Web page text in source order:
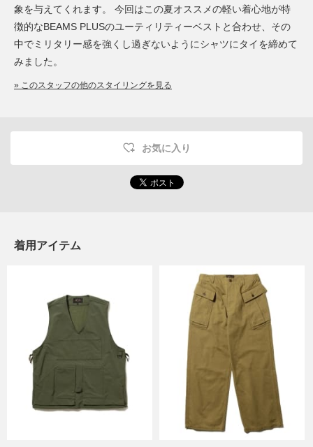
象を与えてくれます。 今回はこの夏オススメの軽い着心地が特
徴的なBEAMS PLUSのユーティリティーベストと合わせ、その
中でミリタリー感を強くし過ぎないようにシャツにタイを締めて
みました。
» このスタッフの他のスタイリングを見る
お気に入り
着用アイテム